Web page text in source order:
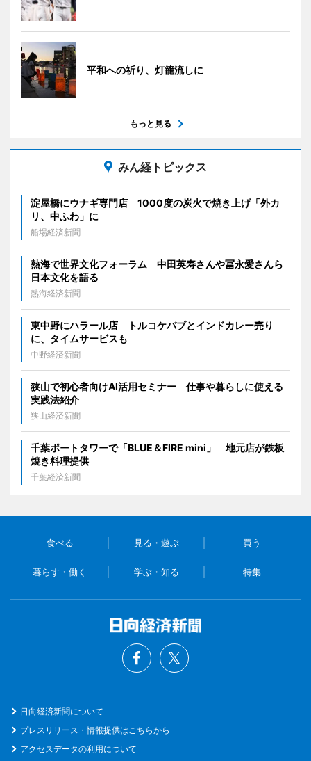
平和への祈り、灯籠流しに
もっと見る
みん経トピックス
淀屋橋にウナギ専門店 1000度の炭火で焼き上げ「外カ
リ、中ふわ」に
船場経済新聞
熱海で世界文化フォーラム 中田英寿さんや冨永愛さんら
日本文化を語る
熱海経済新聞
東中野にハラール店 トルコケバブとインドカレー売り
に、タイムサービスも
中野経済新聞
狭山で初心者向けAI活用セミナー 仕事や暮らしに使える
実践法紹介
狭山経済新聞
千葉ポートタワーで「BLUE＆FIRE mini」 地元店が鉄板
焼き料理提供
千葉経済新聞
食べる 見る・遊ぶ 買う
暮らす・働く 学ぶ・知る 特集
日向経済新聞について
プレスリリース・情報提供はこちらから
アクセスデータの利用について